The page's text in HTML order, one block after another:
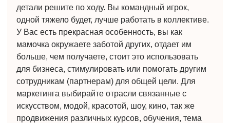
детали решите по ходу. Вы командный игрок,
одной тяжело будет, лучше работать в коллективе.
У Вас есть прекрасная особенность, вы как
мамочка окружаете заботой других, отдает им
больше, чем получаете, стоит это использовать
для бизнеса, стимулировать или помогать другим
сотрудникам (партнерам) для общей цели. Для
маркетинга выбирайте отрасли связанные с
искусством, модой, красотой, шоу, кино, так же
продвижения различных курсов, обучения, тема